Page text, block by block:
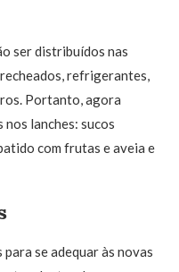
ser distribuídos nas
refrigerantes,
Portanto, agora
lanches: sucos
com frutas e aveia e
se adequar às novas